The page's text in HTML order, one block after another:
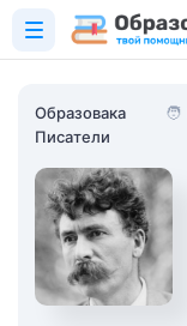
Образовака 🧑
Писатели